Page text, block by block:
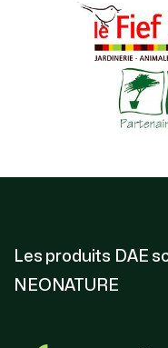
Les produits DAE
NEONATURE